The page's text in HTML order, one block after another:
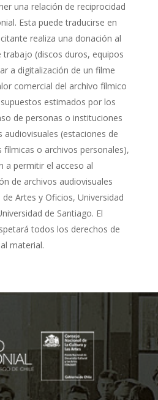
una relación de reciprocidad
Esta puede traducirse en
realiza una donación al
(discos duros, equipos
a digitalización de un filme
comercial del archivo fílmico
estimados por los
de personas o instituciones
audiovisuales (estaciones de
o archivos personales),
a permitir el acceso al
de archivos audiovisuales
Artes y Oficios, Universidad
de Santiago. El
todos los derechos de
material.